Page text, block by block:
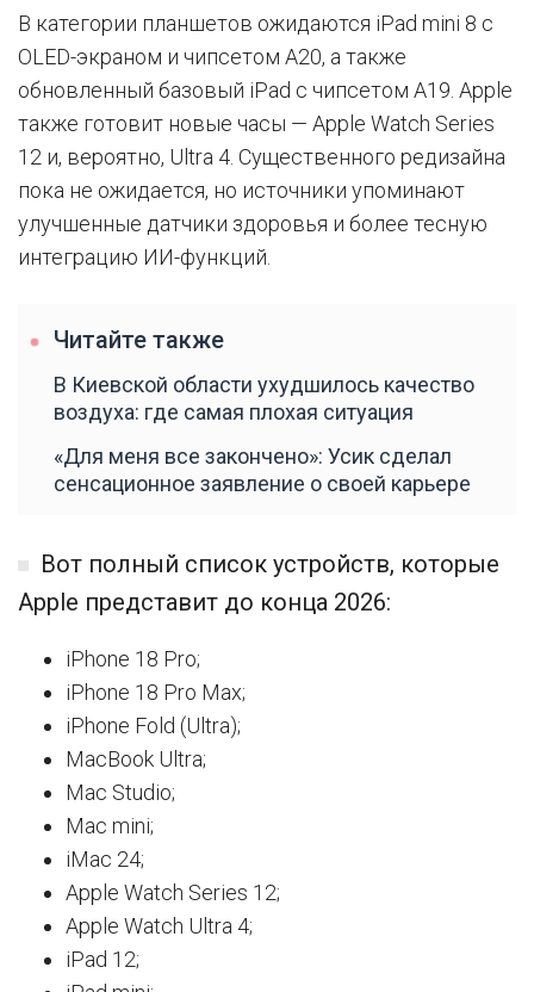
В категории планшетов ожидаются iPad mini 8 с
OLED-экраном и чипсетом A20, а также
обновленный базовый iPad с чипсетом A19. Apple
также готовит новые часы — Apple Watch Series
12 и, вероятно, Ultra 4. Существенного редизайна
пока не ожидается, но источники упоминают
улучшенные датчики здоровья и более тесную
интеграцию ИИ-функций.
Читайте также
В Киевской области ухудшилось качество
воздуха: где самая плохая ситуация
«Для меня все закончено»: Усик сделал
сенсационное заявление о своей карьере
Вот полный список устройств, которые
Apple представит до конца 2026:
iPhone 18 Pro;
iPhone 18 Pro Max;
iPhone Fold (Ultra);
MacBook Ultra;
Mac Studio;
Mac mini;
iMac 24;
Apple Watch Series 12;
Apple Watch Ultra 4;
iPad 12;